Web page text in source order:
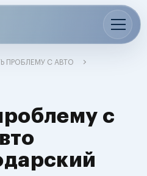
ПРОБЛЕМУ С АВТО
с